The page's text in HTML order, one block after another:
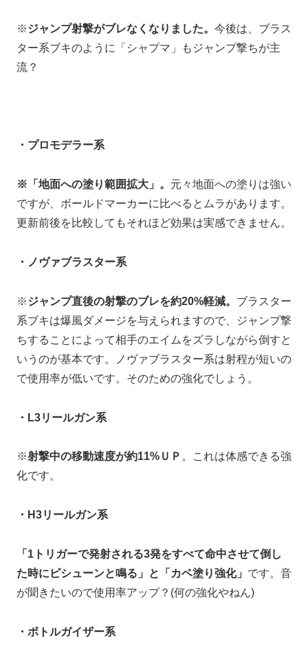
※ジャンプ射撃がブレなくなりました。 今後は、ブラス
ター系ブキのように「シャプマ」もジャンプ撃ちが主
流？
・プロモデラー系
※ 「地面への塗り範囲拡大」。 元々地面への塗りは強い
ですが、ボールドマーカーに比べるとムラがあります。
更新前後を比較してもそれほど効果は実感できません。
・ノヴァブラスター系
※ジャンプ直後の射撃のブレを約20%軽減。 ブラスター
系ブキは爆風ダメージを与えられますので、ジャンプ撃
ちすることによって相手のエイムをズラしながら倒すと
いうのが基本です。ノヴァブラスター系は射程が短いの
で使用率が低いです。そのための強化でしょう。
・ L3リールガン系
※射撃中の移動速度が約11%ＵＰ 。これは体感できる強
化です。
・H3リールガン系
「1トリガーで発射される3発をすべて命中させて倒し
た時にピシューンと鳴る」と「カベ塗り強化」 です。音
が聞きたいので使用率アップ？(何の強化やねん)
・ボトルガイザー系